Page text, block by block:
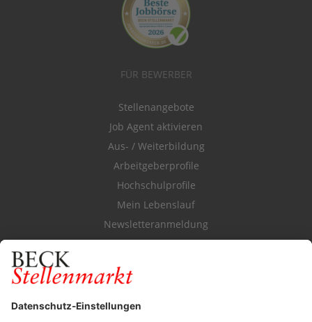
FÜR BEWERBER
Stellenangebote
Job Agent aktivieren
Aus- / Weiterbildung
Arbeitgeberprofile
Hochschulprofile
Mein Lebenslauf
Newsletteranmeldung
Durchsuchen Sie den Stellenkatalog
FÜR ARBEITGEBER
Stellenmarktpreise